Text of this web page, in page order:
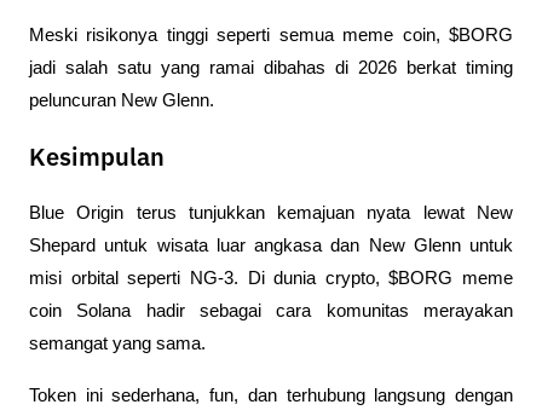
Meski risikonya tinggi seperti semua meme coin, $BORG
jadi salah satu yang ramai dibahas di 2026 berkat timing
peluncuran New Glenn.
Kesimpulan
Blue Origin terus tunjukkan kemajuan nyata lewat New
Shepard untuk wisata luar angkasa dan New Glenn untuk
misi orbital seperti NG-3. Di dunia crypto, $BORG meme
coin Solana hadir sebagai cara komunitas merayakan
semangat yang sama.
Token ini sederhana, fun, dan terhubung langsung dengan